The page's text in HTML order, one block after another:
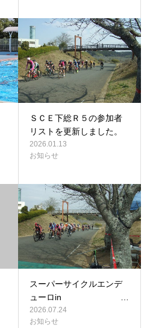
ＳＣＥ下総Ｒ５の参加者
リストを更新しました。
2026.01.13
お知らせ
スーパーサイクルエンデ
ューロin …
2026.07.24
お知らせ